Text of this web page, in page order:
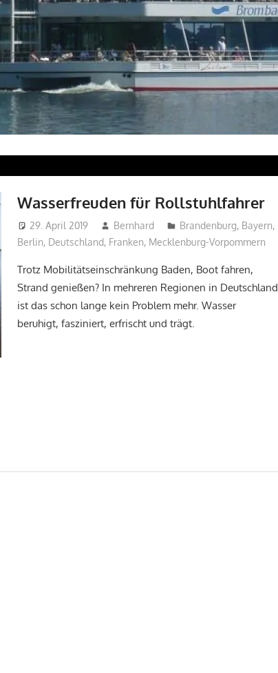
Wasserfreuden für Rollstuhlfahrer
29. April 2019 Bernhard Brandenburg, Bayern,
Berlin, Deutschland, Franken, Mecklenburg-Vorpommern
Trotz Mobilitätseinschränkung Baden, Boot fahren,
Strand genießen? In mehreren Regionen in Deutschland
ist das schon lange kein Problem mehr. Wasser
beruhigt, fasziniert, erfrischt und trägt.